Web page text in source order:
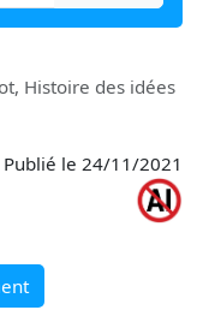
Histoire des idées
Publié le 24/11/2021